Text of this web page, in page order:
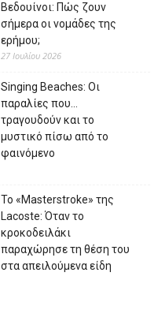
Βεδουίνοι: Πώς ζουν
σήμερα οι νομάδες της
ερήμου;
27 Ιουλίου 2026
Singing Beaches: Οι
παραλίες που…
τραγουδούν και το
μυστικό πίσω από το
φαινόμενο
Το «Masterstroke» της
Lacoste: Όταν το
κροκοδειλάκι
παραχώρησε τη θέση του
στα απειλούμενα είδη